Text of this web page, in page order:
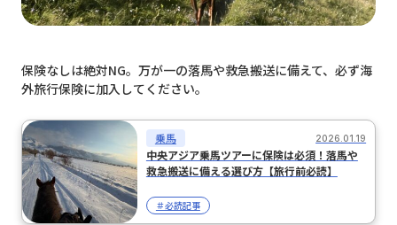
保険なしは絶対NG。万が一の落馬や救急搬送に備えて、必ず海
外旅行保険に加入してください。
乗馬 2026.01.19
中央アジア乗馬ツアーに保険は必須！落馬や
救急搬送に備える選び方【旅行前必読】
＃必読記事